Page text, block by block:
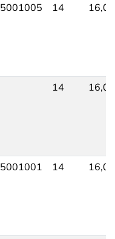
5001005 14 16,00
14 16,00
5001001 14 16,00